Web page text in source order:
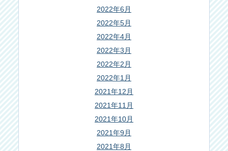
2022年6月
2022年5月
2022年4月
2022年3月
2022年2月
2022年1月
2021年12月
2021年11月
2021年10月
2021年9月
2021年8月